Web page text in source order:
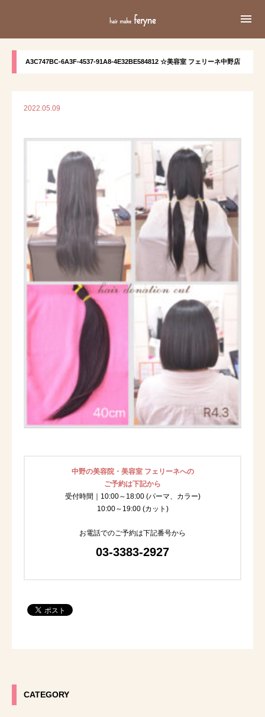

A3C747BC-6A3F-4537-91A8-4E32BE584812 ☆美容室 フェリーネ中野店
2022.05.09
中野の美容院・美容室 フェリーネへの
ご予約は下記から
受付時間｜10:00～18:00 (パーマ、カラー)
10:00～19:00 (カット)
お電話でのご予約は下記番号から
03-3383-2927
CATEGORY